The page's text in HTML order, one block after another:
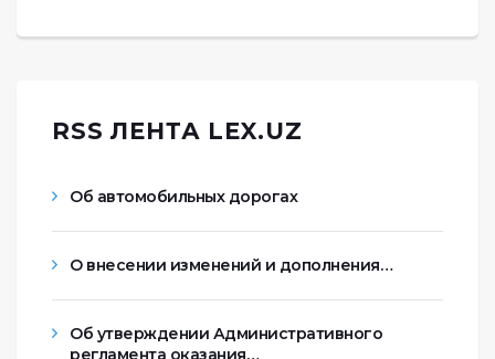
RSS ЛЕНТА LEX.UZ
Об автомобильных дорогах
О внесении изменений и дополнения…
Об утверждении Административного
регламента оказания…